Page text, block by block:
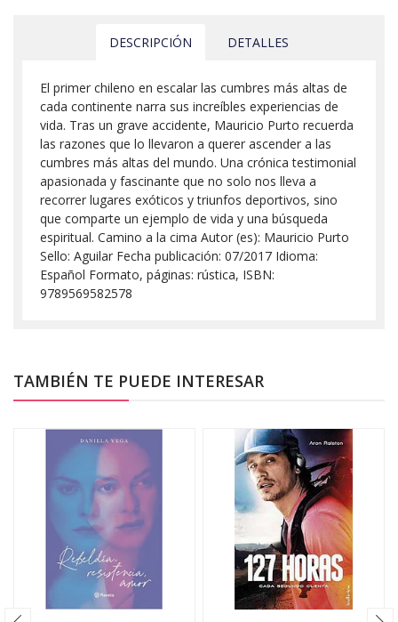
DESCRIPCIÓN DETALLES
El primer chileno en escalar las cumbres más altas de
cada continente narra sus increíbles experiencias de
vida. Tras un grave accidente, Mauricio Purto recuerda
las razones que lo llevaron a querer ascender a las
cumbres más altas del mundo. Una crónica testimonial
apasionada y fascinante que no solo nos lleva a
recorrer lugares exóticos y triunfos deportivos, sino
que comparte un ejemplo de vida y una búsqueda
espiritual. Camino a la cima Autor (es): Mauricio Purto
Sello: Aguilar Fecha publicación: 07/2017 Idioma:
Español Formato, páginas: rústica, ISBN:
9789569582578
TAMBIÉN TE PUEDE INTERESAR